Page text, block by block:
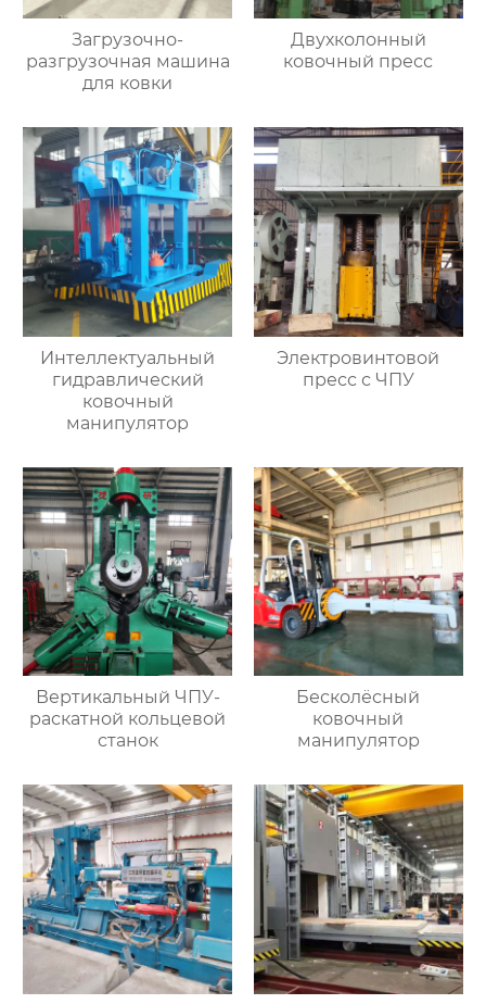
Загрузочно-
разгрузочная машина
для ковки
Двухколонный
ковочный пресс
Интеллектуальный
гидравлический
ковочный
манипулятор
Электровинтовой
пресс с ЧПУ
Вертикальный ЧПУ-
раскатной кольцевой
станок
Бесколёсный
ковочный
манипулятор